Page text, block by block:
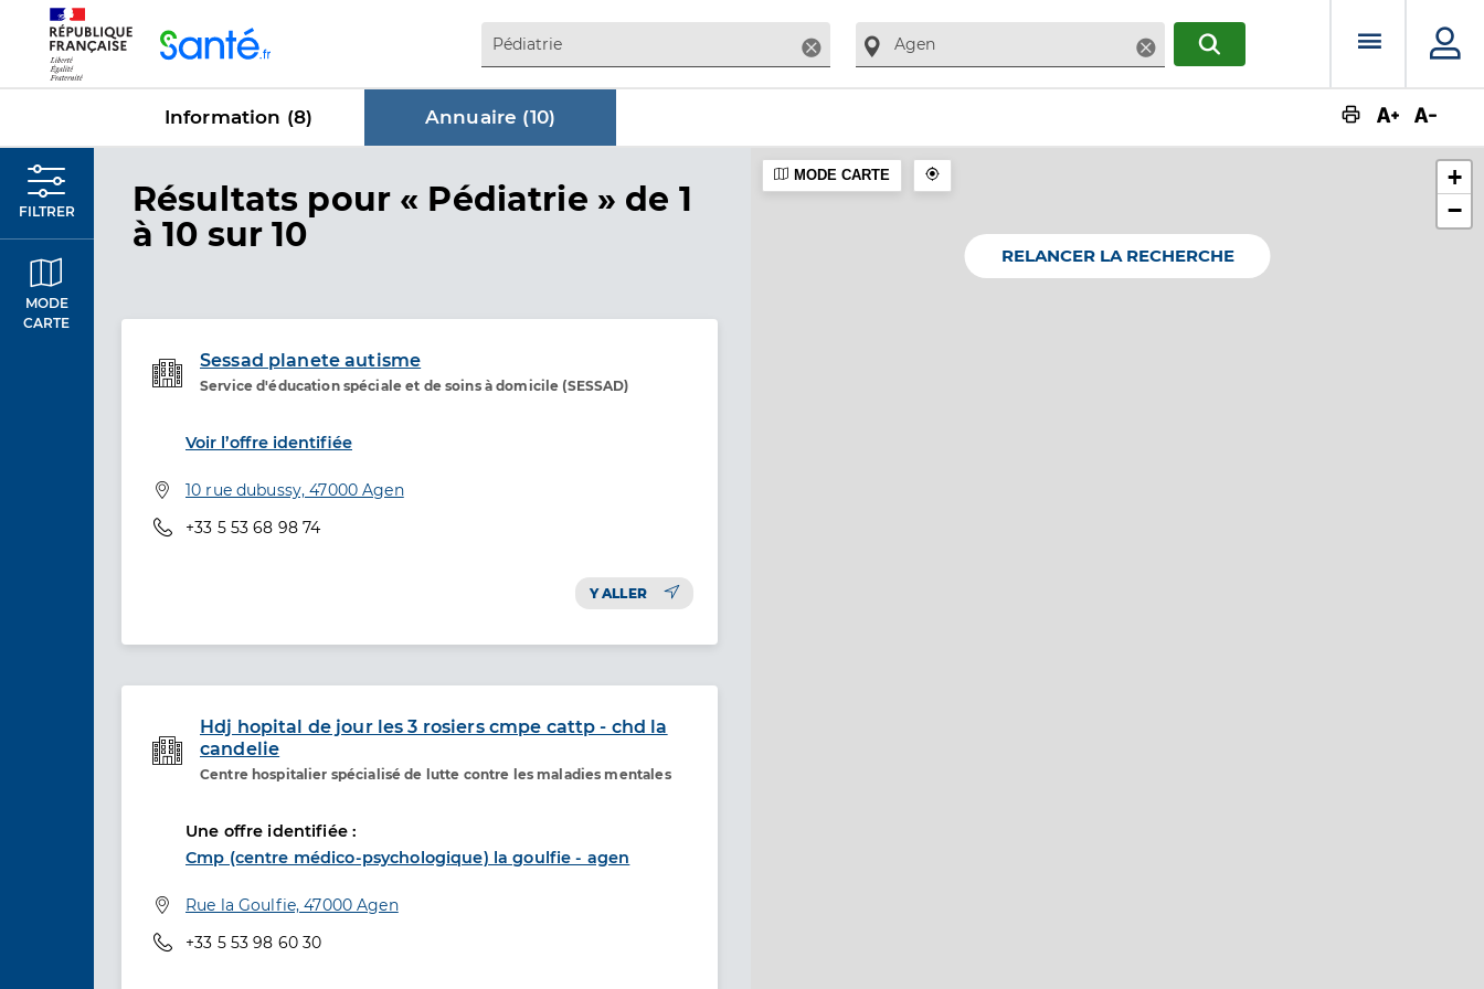
Supprimer SupprimerRECHERCHERMenu
Information (8) Annuaire (10)
FILTRER
MODE
CARTE
Résultats dans Annuaire
pour « Pédiatrie » de 1
à 10 sur 10
Sessad planete autisme
Service d'éducation spéciale et de soins à domicile (SESSAD)
Etablissement de soins
Voir l’offre identifiée
Adresse
10 rue dubussy, 47000 Agen
Téléphone
+33 5 53 68 98 74
Y ALLER
Hdj hopital de jour les 3 rosiers cmpe cattp - chd la
candelie
Centre hospitalier spécialisé de lutte contre les maladies mentales
Etablissement de soins
Une offre identifiée :
Cmp (centre médico-psychologique) la goulfie - agen
Adresse
Rue la Goulfie, 47000 Agen
Téléphone
+33 5 53 98 60 30
+
−
MODE CARTE
RELANCER LA RECHERCHE
Panneau de gestion des cookies